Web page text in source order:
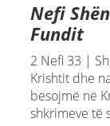
Nefi
Fundit
2 Nefi 33 |
Krishtit dhe
besojmë në
shkrimeve të